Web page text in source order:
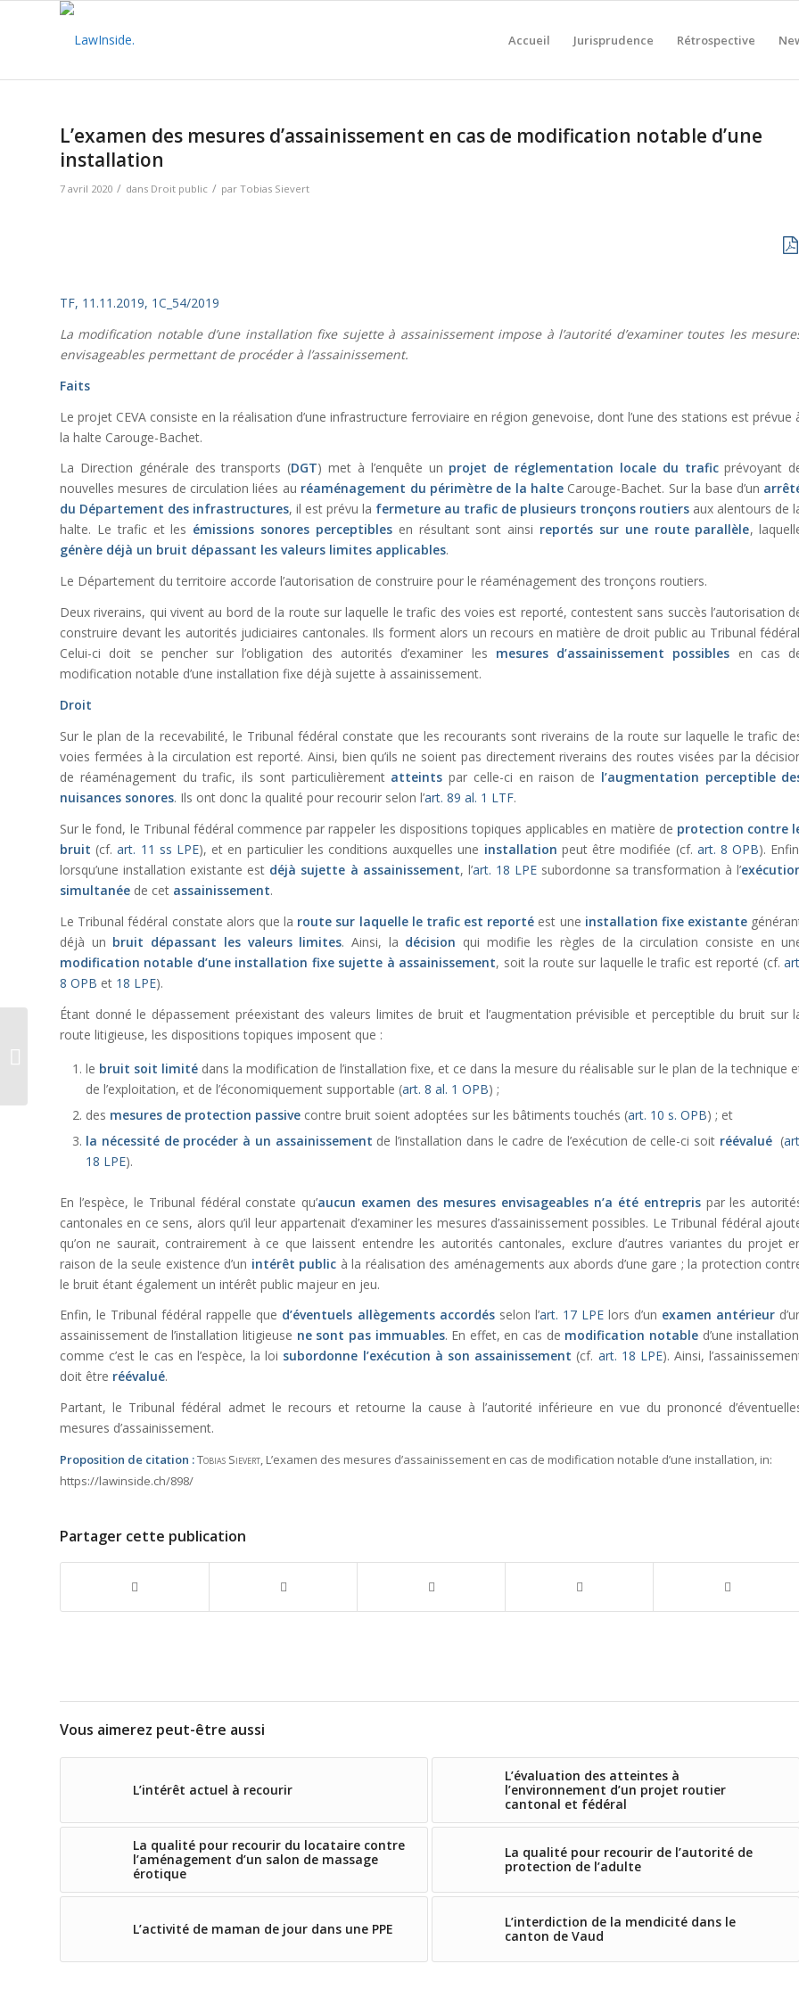
Accueil Jurisprudence Rétrospective
L’examen des mesures d’assainissement en cas de modification notable d’une
installation
7 avril 2020 / dans Droit public / par Tobias Sievert
TF, 11.11.2019, 1C_54/2019
La modification notable d’une installation fixe sujette à assainissement impose à l’autorité d’examiner toutes les
envisageables permettant de procéder à l’assainissement.
Faits
Le projet CEVA consiste en la réalisation d’une infrastructure ferroviaire en région genevoise, dont l’une des stations est prévue
la halte Carouge-Bachet.
La Direction générale des transports (DGT) met à l’enquête un projet de réglementation locale du traficprévoyant
nouvelles mesures de circulation liées au réaménagement du périmètre de la halte Carouge-Bachet. Sur la base d’un
du Département des infrastructures, il est prévu la fermeture au trafic de plusieurs tronçons routiers aux alentours de
halte. Le trafic et les émissions sonores perceptiblesen résultant sont ainsi reportés sur une route parallèle,
génère déjà un bruit dépassant les valeurs limites applicables.
Le Département du territoire accorde l’autorisation de construire pour le réaménagement des tronçons routiers.
Deux riverains, qui vivent au bord de la route sur laquelle le trafic des voies est reporté, contestent sans succès l’autorisation
construire devant les autorités judiciaires cantonales. Ils forment alors un recours en matière de droit public au Tribunal
Celui-ci doit se pencher sur l’obligation des autorités d’examiner les mesures d’assainissement possibles en cas
modification notable d’une installation fixe déjà sujette à assainissement.
Droit
Sur le plan de la recevabilité, le Tribunal fédéral constate que les recourants sont riverains de la route sur laquelle le trafic
voies fermées à la circulation est reporté. Ainsi, bien qu’ils ne soient pas directement riverains des routes visées par la
de réaménagement du trafic, ils sont particulièrement atteints par celle-ci en raison de l’augmentation perceptible
nuisances sonores. Ils ont donc la qualité pour recourir selon l’art. 89 al. 1 LTF.
Sur le fond, le Tribunal fédéral commence par rappeler les dispositions topiques applicables en matière de protection contre
bruit (cf.art. 11 ss LPE), et en particulier les conditions auxquelles une installation peut être modifiée (cf. art. 8 OPB).
lorsqu’une installation existante est déjà sujette à assainissement, l’art. 18 LPEsubordonne sa transformation à l’
simultanée de cet assainissement.
Le Tribunal fédéral constate alors que la route sur laquelle le trafic est reporté est une installation fixe existante
déjà un bruit dépassant les valeurs limites. Ainsi, la décision qui modifie les règles de la circulation consiste en
modification notable d’une installation fixe sujette à assainissement, soit la route sur laquelle le trafic est reporté (cf.
8 OPB et 18 LPE).
Étant donné le dépassement préexistant des valeurs limites de bruit et l’augmentation prévisible et perceptible du bruit sur
route litigieuse, les dispositions topiques imposent que :
le bruit soit limité dans la modification de l’installation fixe, et ce dans la mesure du réalisable sur le plan de la technique
de l’exploitation, et de l’économiquement supportable (art. 8 al. 1 OPB) ;
des mesures de protection passive contre bruit soient adoptées sur les bâtiments touchés (art. 10 s. OPB) ; et
la nécessité de procéder à un assainissement de l’installation dans le cadre de l’exécution de celle-ci soit réévalué (
18 LPE).
En l’espèce, le Tribunal fédéral constate qu’aucun examen des mesures envisageables n’a été entreprispar les
cantonales en ce sens, alors qu’il leur appartenait d’examiner les mesures d’assainissement possibles. Le Tribunal fédéral
qu’on ne saurait, contrairement à ce que laissent entendre les autorités cantonales, exclure d’autres variantes du projet
raison de la seule existence d’un intérêt public à la réalisation des aménagements aux abords d’une gare ; la protection
le bruit étant également un intérêt public majeur en jeu.
Enfin, le Tribunal fédéral rappelle que d’éventuels allègements accordésselon l’art. 17 LPElors d’un examen antérieur
assainissement de l’installation litigieuse ne sont pas immuables. En effet, en cas de modification notable d’une
comme c’est le cas en l’espèce, la loi subordonne l’exécution à son assainissement (cf. art. 18 LPE). Ainsi,
doit être réévalué.
Partant, le Tribunal fédéral admet le recours et retourne la cause à l’autorité inférieure en vue du prononcé
mesures d’assainissement.
Proposition de citation :Tobias Sievert, L’examen des mesures d’assainissement en cas de modification notable d’une installation, in:
https://lawinside.ch/898/
Partager cette publication
Vous aimerez peut-être aussi
L’intérêt actuel à recourir
L’évaluation des atteintes à
l’environnement d’un projet routier
cantonal et fédéral
La qualité pour recourir du locataire contre
l’aménagement d’un salon de massage
érotique
La qualité pour recourir de l’autorité de
protection de l’adulte
L’activité de maman de jour dans une PPE
L’interdiction de la mendicité dans le
canton de Vaud
Réparation du
biens culturels